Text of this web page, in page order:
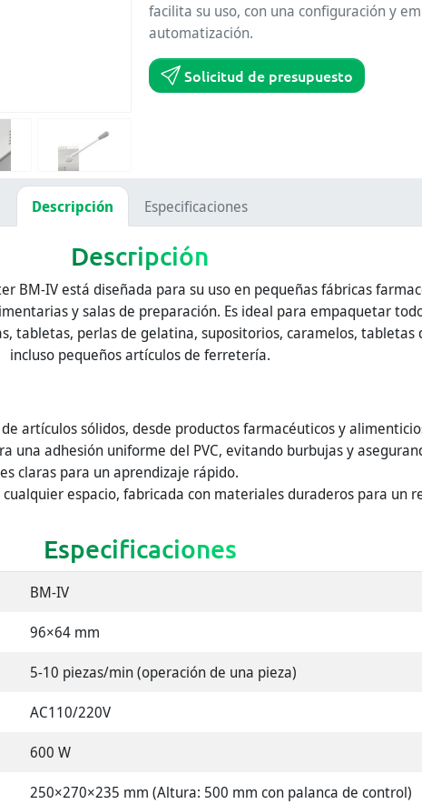
facilita su uso, con una configuración y
automatización.
Solicitud de presupuesto
Descripción Especificaciones
Descripción
BM-IV está diseñada para su uso en pequeñas fábricas
y salas de preparación. Es ideal para empaquetar
tabletas, perlas de gelatina, supositorios, caramelos, tabletas
incluso pequeños artículos de ferretería.
artículos sólidos, desde productos farmacéuticos y
una adhesión uniforme del PVC, evitando burbujas y
claras para un aprendizaje rápido.
espacio, fabricada con materiales duraderos para un
Especificaciones
BM-IV
96×64 mm
5-10 piezas/min (operación de una pieza)
AC110/220V
600 W
250×270×235 mm (Altura: 500 mm con palanca de control)